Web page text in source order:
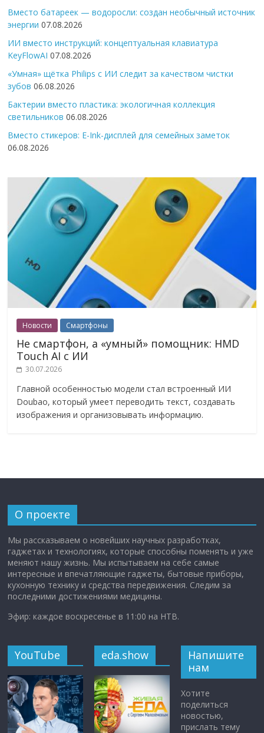
Вместо батареек — водоросли: создан необычный источник
энергии 07.08.2026
ИИ вместо инструкций: концептуальная клавиатура
KeyFlowAI 07.08.2026
«Умная» щётка Philips с ИИ следит за качеством чистки
зубов 06.08.2026
Бактерии вместо пластика: экологичная коллекция
светильников 06.08.2026
Вместо стикеров: E-Ink-дисплей для семейных заметок
06.08.2026
Новости Смартфоны
Не смартфон, а «умный» помощник: HMD
Touch AI с ИИ
30.07.2026
Главной особенностью модели стал встроенный ИИ
Doubao, который умеет переводить текст, создавать
изображения и организовывать информацию.
О проекте
Мы рассказываем о новейших научных разработках,
гаджетах и технологиях, которые способны поменять и уже
меняют нашу жизнь. Мы испытываем на себе самые
интересные и впечатляющие гаджеты, бытовые приборы,
кухонную технику и средства передвижения. Следим за
последними достижениями медицины.
Эфир: каждое воскресенье в 11:00 на НТВ.
YouTube eda.show
Напишите
нам
Хотите
поделиться
новостью,
прислать тему